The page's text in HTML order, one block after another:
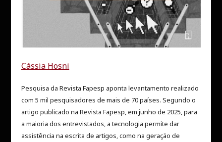
Cássia Hosni
Pesquisa da Revista Fapesp aponta levantamento realizado
com 5 mil pesquisadores de mais de 70 países. Segundo o
artigo publicado na Revista Fapesp, em junho de 2025, para
a maioria dos entrevistados, a tecnologia permite dar
assistência na escrita de artigos, como na geração de